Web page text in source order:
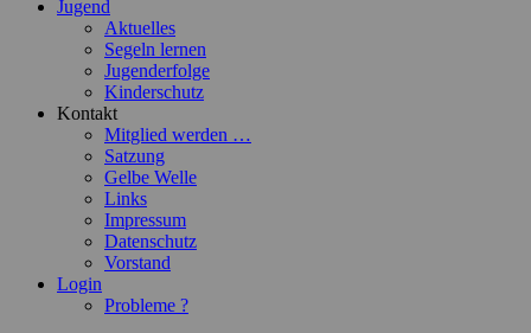
Jugend
Aktuelles
Segeln lernen
Jugenderfolge
Kinderschutz
Kontakt
Mitglied werden …
Satzung
Gelbe Welle
Links
Impressum
Datenschutz
Vorstand
Login
Probleme ?